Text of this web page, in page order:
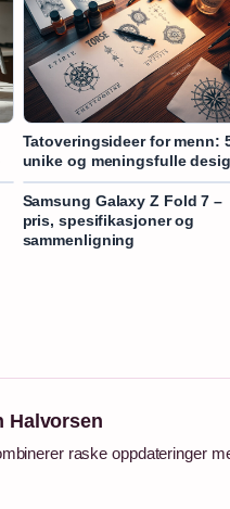
Tatoveringsideer for menn:
unike og meningsfulle
Samsung Galaxy Z Fold 7 –
pris, spesifikasjoner og
sammenligning
Halvorsen
raske oppdateringer